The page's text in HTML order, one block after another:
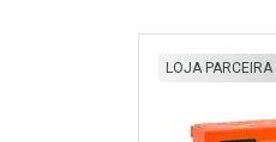
LOJA PARCEIRA